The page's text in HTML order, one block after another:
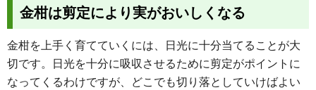
金柑は剪定により実がおいしくなる
金柑を上手く育てていくには、日光に十分当てることが大
切です。日光を十分に吸収させるために剪定がポイントに
なってくるわけですが、どこでも切り落としていけばよい